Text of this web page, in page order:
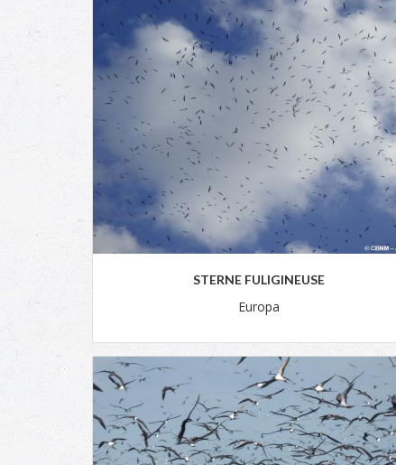
STERNE FULIGINEUSE
Europa